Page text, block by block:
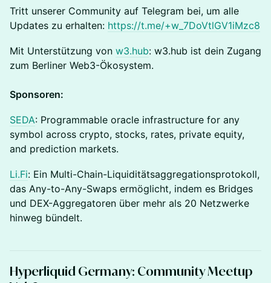
Tritt unserer Community auf Telegram bei, um alle
Updates zu erhalten: https://t.me/+w_7DoVtlGV1iMzc8
Mit Unterstützung von w3.hub: w3.hub ist dein Zugang
zum Berliner Web3-Ökosystem.
Sponsoren:
SEDA: Programmable oracle infrastructure for any
symbol across crypto, stocks, rates, private equity,
and prediction markets.
Li.Fi: Ein Multi-Chain-Liquiditätsaggregationsprotokoll,
das Any-to-Any-Swaps ermöglicht, indem es Bridges
und DEX-Aggregatoren über mehr als 20 Netzwerke
hinweg bündelt.
Hyperliquid Germany: Community Meetup